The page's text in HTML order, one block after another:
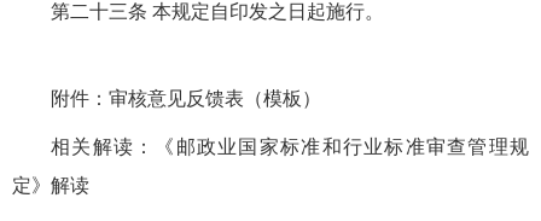
第二十三条 本规定自印发之日起施行。
附件： 审核意见反馈表（模板）
相关解读：
《邮政业国家标准和行业标准审查管理规
定》解读